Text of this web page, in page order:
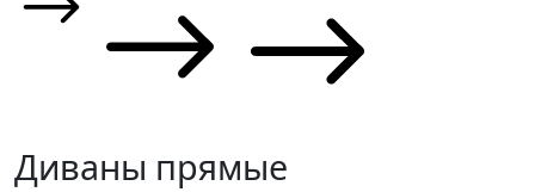
Диваны прямые